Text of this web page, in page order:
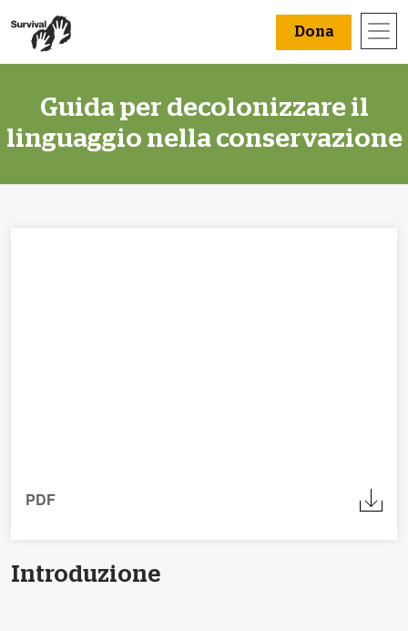
Dona
Guida per decolonizzare il
linguaggio nella conservazione
PDF
Introduzione